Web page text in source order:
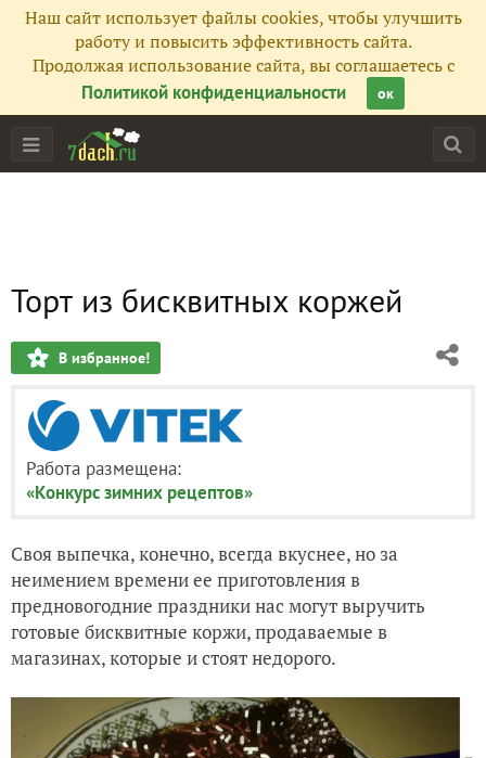
Наш сайт использует файлы cookies, чтобы улучшить
работу и повысить эффективность сайта.
Продолжая использование сайта, вы соглашаетесь с
Политикой конфиденциальности
ок
Торт из бисквитных коржей
В избранное!
Работа размещена:
«Конкурс зимних рецептов»
Своя выпечка, конечно, всегда вкуснее, но за
неимением времени ее приготовления в
предновогодние праздники нас могут выручить
готовые бисквитные коржи, продаваемые в
магазинах, которые и стоят недорого.